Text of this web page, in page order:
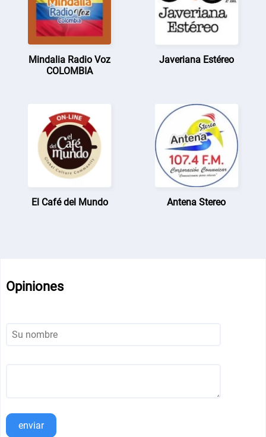
Mindalia Radio Voz
COLOMBIA
Javeriana Estéreo
El Café del Mundo Antena Stereo
Opiniones
enviar